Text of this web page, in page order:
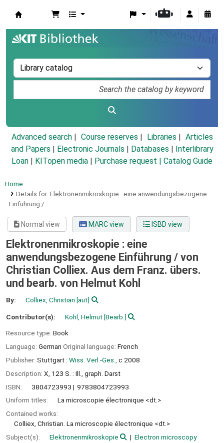
Advanced search Course reserves Libraries
Articles
and Papers
Electronic Journals Databases
Interlibrary
Loan
KITopen media Purchase request | Catalog Guide
Home
Details for: Elektronenmikroskopie : eine anwendungsbezogene
Einführung /
Normal view MARC view ISBD view
Elektronenmikroskopie : eine
anwendungsbezogene Einführung / von
Christian Colliex. Aus dem Franz. übers.
und bearb. von Helmut Kohl
By: Colliex, Christian [aut]
Contributor(s): Kohl, Helmut[Bearb.]
Resource type: Book
Language: German Original language: French
Publisher: Stuttgart : Wiss. Verl.-Ges.,
c 2008
Description: X, 123 S. : Ill., graph. Darst
ISBN:
3804723993
9783804723993
Uniform titles:
La microscopie électronique <dt.>
Contained works:
Colliex, Christian. La microscopie électronique <dt.>
Subject(s):
Elektronenmikroskopie
Electron microscopy